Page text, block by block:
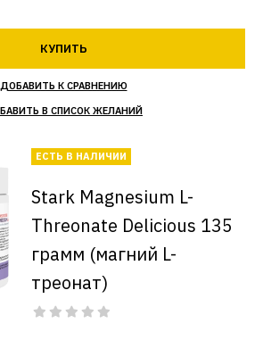
КУПИТЬ
ДОБАВИТЬ К СРАВНЕНИЮ
В СПИСОК ЖЕЛАНИЙ
ЕСТЬ В НАЛИЧИИ
Stark Magnesium L-
Threonate Delicious 135
грамм (магний L-
треонат)